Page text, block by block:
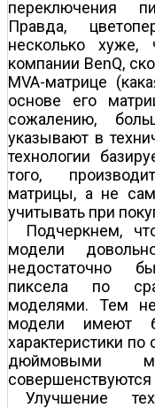
переключения
Правда,
несколько хуже,
компании BenQ,
MVA-матрице
основе его
сожалению,
указывают в
технологии
того,
матрицы, а не
учитывать при
Подчеркнем,
модели
недостаточно
пиксела по
моделями. Тем
модели имеют
характеристики
дюймовыми
совершенствуются
Улучшение